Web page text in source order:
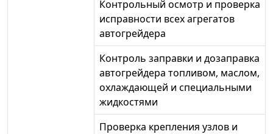
Контрольный осмотр и проверка
исправности всех агрегатов
автогрейдера
Контроль заправки и дозаправка
автогрейдера топливом, маслом,
охлаждающей и специальными
жидкостями
Проверка крепления узлов и